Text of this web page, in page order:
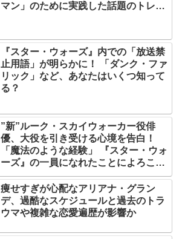
マン」のために実践した話題のトレー
『スター・ウォーズ』内での「放送禁
止用語」が明らかに！ 「ダンク・ファ
リック」など、あなたはいくつ知って
る？
”新”ルーク・スカイウォーカー役俳
優、大役を引き受ける心境を告白！
「魔法のような経験」 『スター・ウォ
ーズ』の一員になれたことによろこび
爆発
痩せすぎが心配なアリアナ・グラン
デ、過酷なスケジュールと過去のトラ
ウマや複雑な恋愛遍歴が影響か